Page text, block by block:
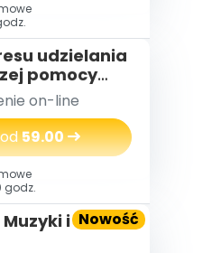
udzielania
pomocy
on-line
59.00
Nowość
godz.
i Ruchu